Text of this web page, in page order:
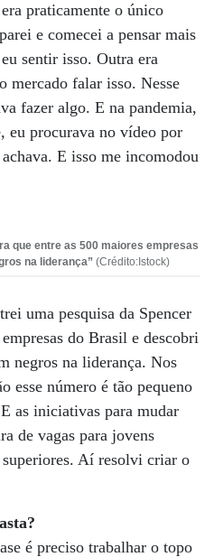
praticamente o único
e comecei a pensar mais
sentir isso. Outra era
mercado falar isso. Nesse
fazer algo. E na pandemia,
eu procurava no vídeo por
achava. E isso me incomodou
que entre as 500 maiores empresas
na liderança” (Crédito:Istock)
uma pesquisa da Spencer
do Brasil e descobri
negros na liderança. Nos
esse número é tão pequeno
as iniciativas para mudar
de vagas para jovens
Aí resolvi criar o
é preciso trabalhar o topo